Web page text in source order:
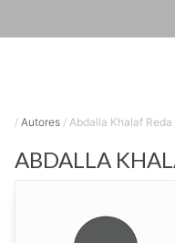
/ Autores / Abdalla Khalaf Reda
ABDALLA